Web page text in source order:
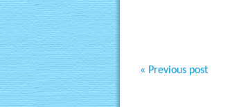
« Previous post